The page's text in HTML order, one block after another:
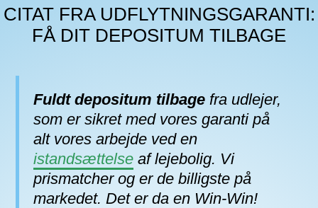
CITAT FRA UDFLYTNINGSGARANTI:
FÅ DIT DEPOSITUM TILBAGE
Fuldt depositum tilbage fra udlejer,
som er sikret med vores garanti på
alt vores arbejde ved en
istandsættelse af lejebolig. Vi
prismatcher og er de billigste på
markedet. Det er da en Win-Win!